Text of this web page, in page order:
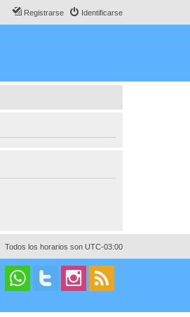
Identificarse
Registrarse
Todos los horarios son UTC-03:00